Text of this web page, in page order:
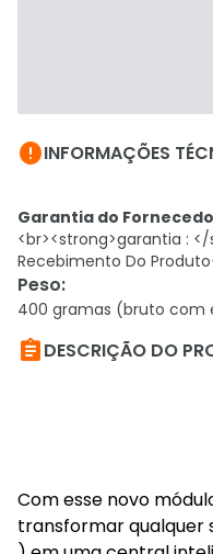
INFORMAÇÕES
Garantia do
<br><strong>garantia :
Recebimento Do
Peso:
400 gramas (bruto com
DESCRIÇÃO DO
Com esse novo
transformar qualquer